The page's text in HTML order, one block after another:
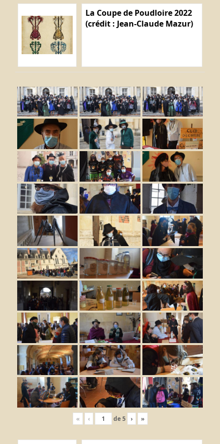
La Coupe de Poudloire 2022
(crédit : Jean-Claude Mazur)
« ‹ de5 › »